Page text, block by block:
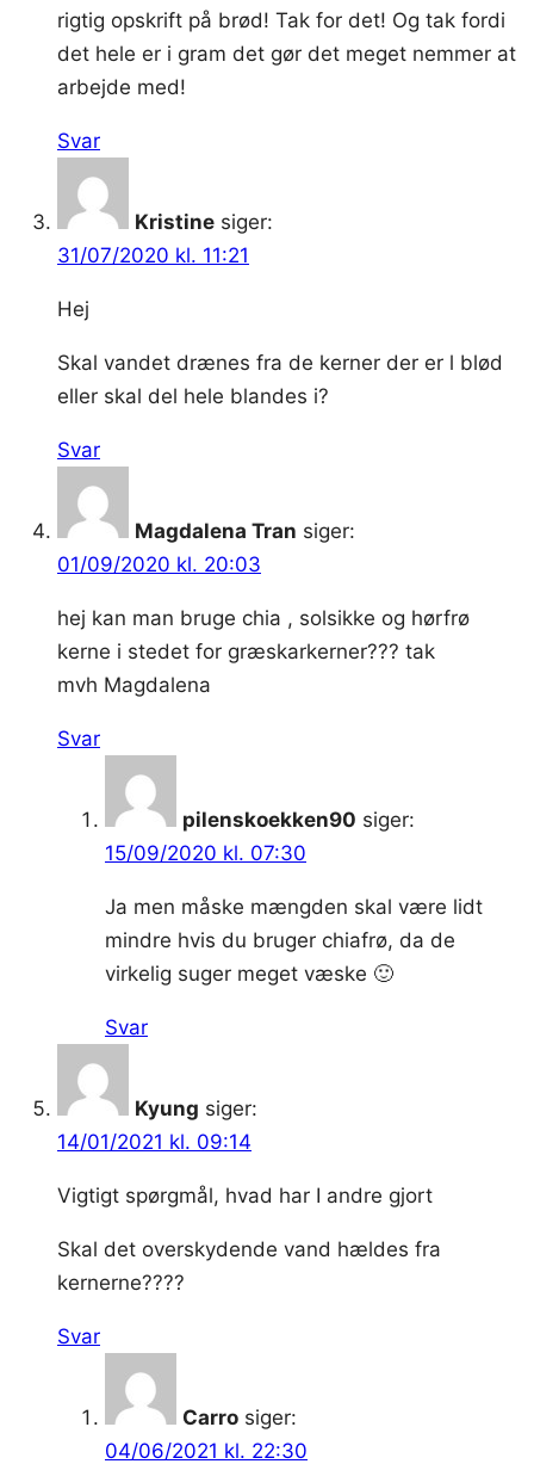
rigtig opskrift på brød! Tak for det! Og tak fordi
det hele er i gram det gør det meget nemmer at
arbejde med!
Svar
Kristine siger:
31/07/2020 kl. 11:21
Hej
Skal vandet drænes fra de kerner der er l blød
eller skal del hele blandes i?
Svar
Magdalena Tran siger:
01/09/2020 kl. 20:03
hej kan man bruge chia , solsikke og hørfrø
kerne i stedet for græskarkerner??? tak
mvh Magdalena
Svar
pilenskoekken90 siger:
15/09/2020 kl. 07:30
Ja men måske mængden skal være lidt
mindre hvis du bruger chiafrø, da de
virkelig suger meget væske 🙂
Svar
Kyung siger:
14/01/2021 kl. 09:14
Vigtigt spørgmål, hvad har I andre gjort
Skal det overskydende vand hældes fra
kernerne????
Svar
Carro siger:
04/06/2021 kl. 22:30